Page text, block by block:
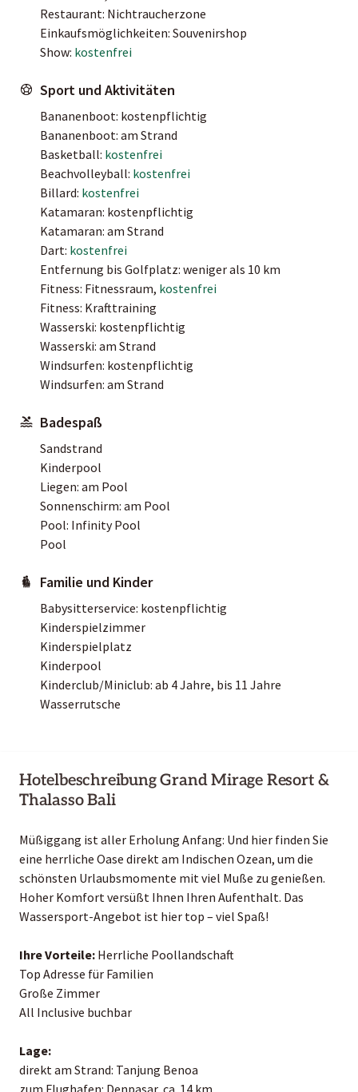
Restaurant: Nichtraucherzone
Einkaufsmöglichkeiten: Souvenirshop
Show: kostenfrei
Sport und Aktivitäten
Bananenboot: kostenpflichtig
Bananenboot: am Strand
Basketball: kostenfrei
Beachvolleyball: kostenfrei
Billard: kostenfrei
Katamaran: kostenpflichtig
Katamaran: am Strand
Dart: kostenfrei
Entfernung bis Golfplatz: weniger als 10 km
Fitness: Fitnessraum, kostenfrei
Fitness: Krafttraining
Wasserski: kostenpflichtig
Wasserski: am Strand
Windsurfen: kostenpflichtig
Windsurfen: am Strand
Badespaß
Sandstrand
Kinderpool
Liegen: am Pool
Sonnenschirm: am Pool
Pool: Infinity Pool
Pool
Familie und Kinder
Babysitterservice: kostenpflichtig
Kinderspielzimmer
Kinderspielplatz
Kinderpool
Kinderclub/Miniclub: ab 4 Jahre, bis 11 Jahre
Wasserrutsche
Hotelbeschreibung Grand Mirage Resort &
Thalasso Bali
Müßiggang ist aller Erholung Anfang: Und hier finden Sie
eine herrliche Oase direkt am Indischen Ozean, um die
schönsten Urlaubsmomente mit viel Muße zu genießen.
Hoher Komfort versüßt Ihnen Ihren Aufenthalt. Das
Wassersport-Angebot ist hier top – viel Spaß!
Ihre Vorteile: Herrliche Poollandschaft
Top Adresse für Familien
Große Zimmer
All Inclusive buchbar
Lage:
direkt am Strand: Tanjung Benoa
zum Flughafen: Denpasar, ca. 14 km